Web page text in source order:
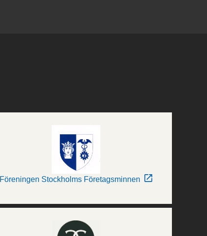
Föreningen Stockholms Företagsminnen